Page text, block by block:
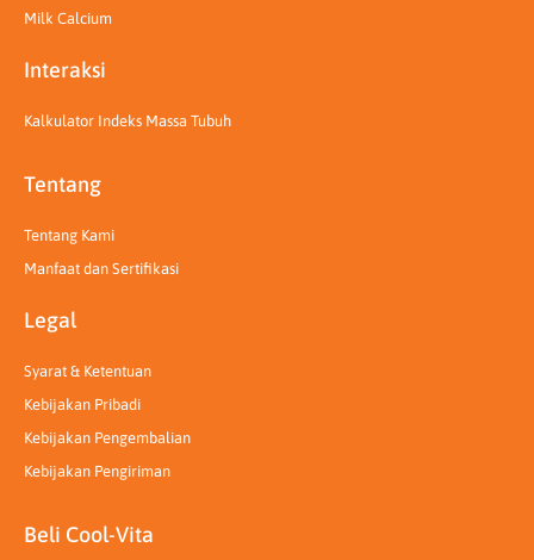
Milk Calcium
Interaksi
Kalkulator Indeks Massa Tubuh
Tentang
Tentang Kami
Manfaat dan Sertifikasi
Legal
Syarat & Ketentuan
Kebijakan Pribadi
Kebijakan Pengembalian
Kebijakan Pengiriman
Beli Cool-Vita